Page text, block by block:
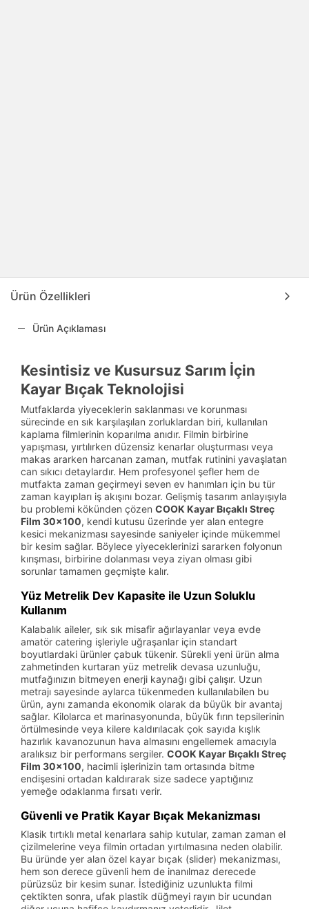
Ürün Özellikleri
Ürün Açıklaması
Kesintisiz ve Kusursuz Sarım İçin
Kayar Bıçak Teknolojisi
Mutfaklarda yiyeceklerin saklanması ve korunması
sürecinde en sık karşılaşılan zorluklardan biri, kullanılan
kaplama filmlerinin koparılma anıdır. Filmin birbirine
yapışması, yırtılırken düzensiz kenarlar oluşturması veya
makas ararken harcanan zaman, mutfak rutinini yavaşlatan
can sıkıcı detaylardır. Hem profesyonel şefler hem de
mutfakta zaman geçirmeyi seven ev hanımları için bu tür
zaman kayıpları iş akışını bozar. Gelişmiş tasarım anlayışıyla
bu problemi kökünden çözen COOK Kayar Bıçaklı Streç
Film 30x100, kendi kutusu üzerinde yer alan entegre
kesici mekanizması sayesinde saniyeler içinde mükemmel
bir kesim sağlar. Böylece yiyeceklerinizi sararken folyonun
kırışması, birbirine dolanması veya ziyan olması gibi
sorunlar tamamen geçmişte kalır.
Yüz Metrelik Dev Kapasite ile Uzun Soluklu
Kullanım
Kalabalık aileler, sık sık misafir ağırlayanlar veya evde
amatör catering işleriyle uğraşanlar için standart
boyutlardaki ürünler çabuk tükenir. Sürekli yeni ürün alma
zahmetinden kurtaran yüz metrelik devasa uzunluğu,
mutfağınızın bitmeyen enerji kaynağı gibi çalışır. Uzun
metrajı sayesinde aylarca tükenmeden kullanılabilen bu
ürün, aynı zamanda ekonomik olarak da büyük bir avantaj
sağlar. Kilolarca et marinasyonunda, büyük fırın tepsilerinin
örtülmesinde veya kilere kaldırılacak çok sayıda kışlık
hazırlık kavanozunun hava almasını engellemek amacıyla
aralıksız bir performans sergiler. COOK Kayar Bıçaklı Streç
Film 30x100, hacimli işlerinizin tam ortasında bitme
endişesini ortadan kaldırarak size sadece yaptığınız
yemeğe odaklanma fırsatı verir.
Güvenli ve Pratik Kayar Bıçak Mekanizması
Klasik tırtıklı metal kenarlara sahip kutular, zaman zaman el
çizilmelerine veya filmin ortadan yırtılmasına neden olabilir.
Bu üründe yer alan özel kayar bıçak (slider) mekanizması,
hem son derece güvenli hem de inanılmaz derecede
pürüzsüz bir kesim sunar. İstediğiniz uzunlukta filmi
çektikten sonra, ufak plastik düğmeyi rayın bir ucundan